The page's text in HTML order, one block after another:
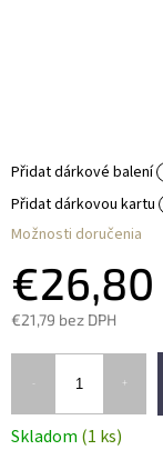
€26,80
€21,79 bez DPH
Skladom (1 ks)
Přidat dárkové balení
Přidat dárkovou kartu
Možnosti doručenia